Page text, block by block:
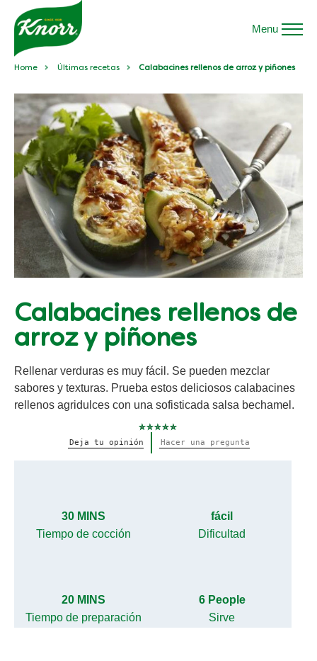
Menu
Home Últimas recetas Calabacines rellenos de arroz y piñones
Calabacines rellenos de
arroz y piñones
Rellenar verduras es muy fácil. Se pueden mezclar
sabores y texturas. Prueba estos deliciosos calabacines
rellenos agridulces con una sofisticada salsa bechamel.
No
se
Deja tu opinión Hacer una pregunta
30 MINS
Tiempo de cocción
fácil
Dificultad
20 MINS
Tiempo de preparación
6 People
Sirve